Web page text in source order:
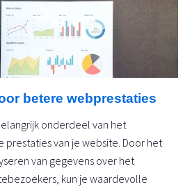
betere webprestaties
onderdeel van het
prestaties van je website. Door het
van gegevens over het
kun je waardevolle